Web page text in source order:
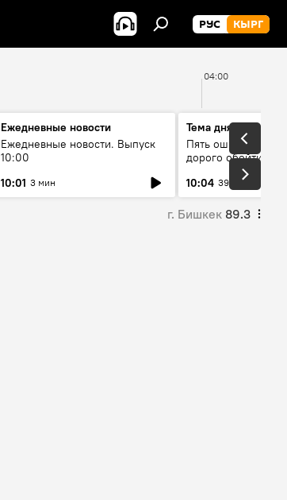
РУС КЫРГ
04:00
Ежедневные новости
Ежедневные новости. Выпуск
10:00
10:01 3 мин
Тема дня
Пять ошибок
дорого обойтись
10:04 39 мин
г. Бишкек 89.3